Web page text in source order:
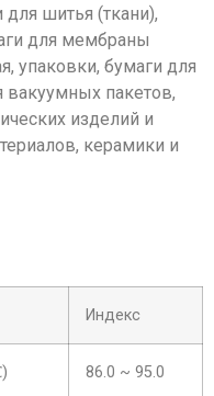
для шитья (ткани),
для мембраны
упаковки, бумаги для
вакуумных пакетов,
изделий и
керамики и
Индекс
86.0 ~ 95.0